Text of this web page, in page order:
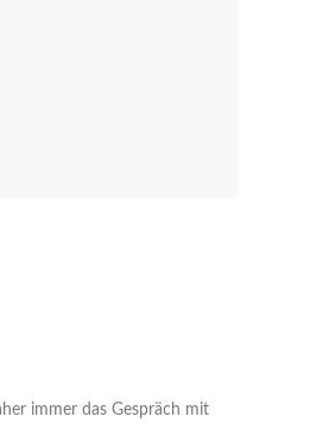
immer das Gespräch mit